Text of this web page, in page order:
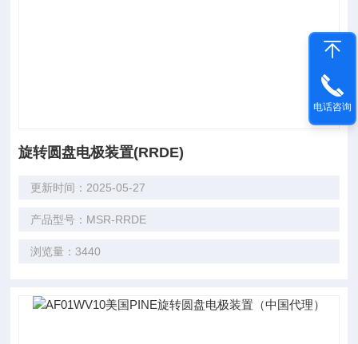
旋转圆盘电极装置(RRDE)
更新时间：2025-05-27
产品型号：MSR-RRDE
浏览量：3440
电话咨询